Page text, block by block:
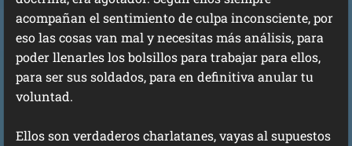
acompañan el sentimiento de culpa inconsciente, por
eso las cosas van mal y necesitas más análisis, para
poder llenarles los bolsillos para trabajar para ellos,
para ser sus soldados, para en definitiva anular tu
voluntad.
Ellos son verdaderos charlatanes, vayas al supuestos